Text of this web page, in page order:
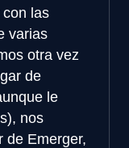
las
varias
otra vez
de
le
nos
de Emerger,